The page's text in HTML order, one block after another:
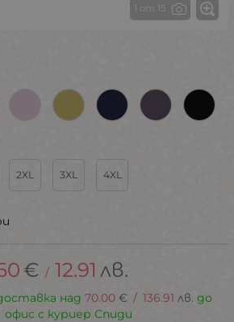
1 от 15
2XL 3XL 4XL
€ / 12.91 лв.
над 70.00 € / 136.91 лв. до
офис с куриер Спиди